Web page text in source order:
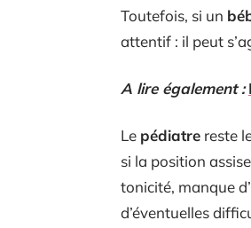
Toutefois, si un
attentif : il peut
A lire également :
Le pédiatre reste
si la position
tonicité, manque
d’éventuelles